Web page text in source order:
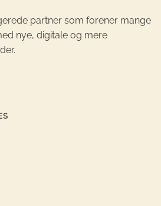
partner som forener mange
nye, digitale og mere